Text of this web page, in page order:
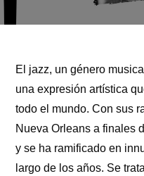
El jazz, un género
una expresión artística
todo el mundo. Con sus
Nueva Orleans a finales
y se ha ramificado en
largo de los años. Se